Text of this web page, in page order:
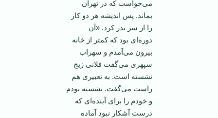
می‌خواست که در تهران
بماند. پس اندیشه هر دو کار
را از سر بدر کرد. «آن
دوره‌ای بود که کمتر از خانه
بیرون می‌آمدم و سهراب
سپهری می‌گفت فلانی زیج
نشسته است. به تعبیری هم
راست می‌گفت. نشسته بودم
و خودم را برای آینده‌ای که
درست آشکار نبود آماده